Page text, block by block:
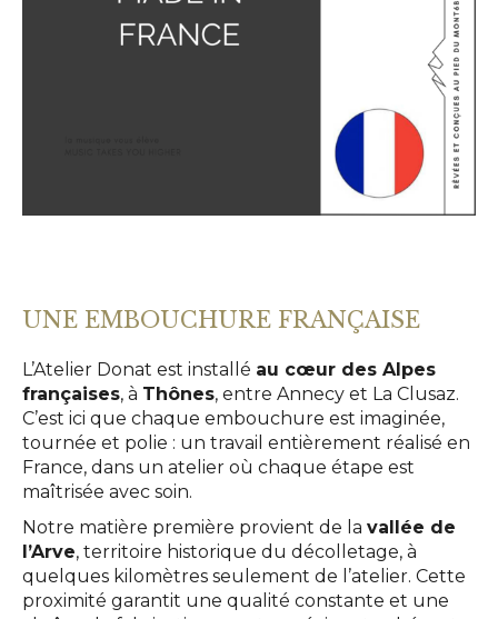
UNE EMBOUCHURE FRANÇAISE
L’Atelier Donat est installé au cœur des Alpes
françaises, à Thônes, entre Annecy et La Clusaz.
C’est ici que chaque embouchure est imaginée,
tournée et polie : un travail entièrement réalisé en
France, dans un atelier où chaque étape est
maîtrisée avec soin.
Notre matière première provient de la vallée de
l’Arve, territoire historique du décolletage, à
quelques kilomètres seulement de l’atelier. Cette
proximité garantit une qualité constante et une